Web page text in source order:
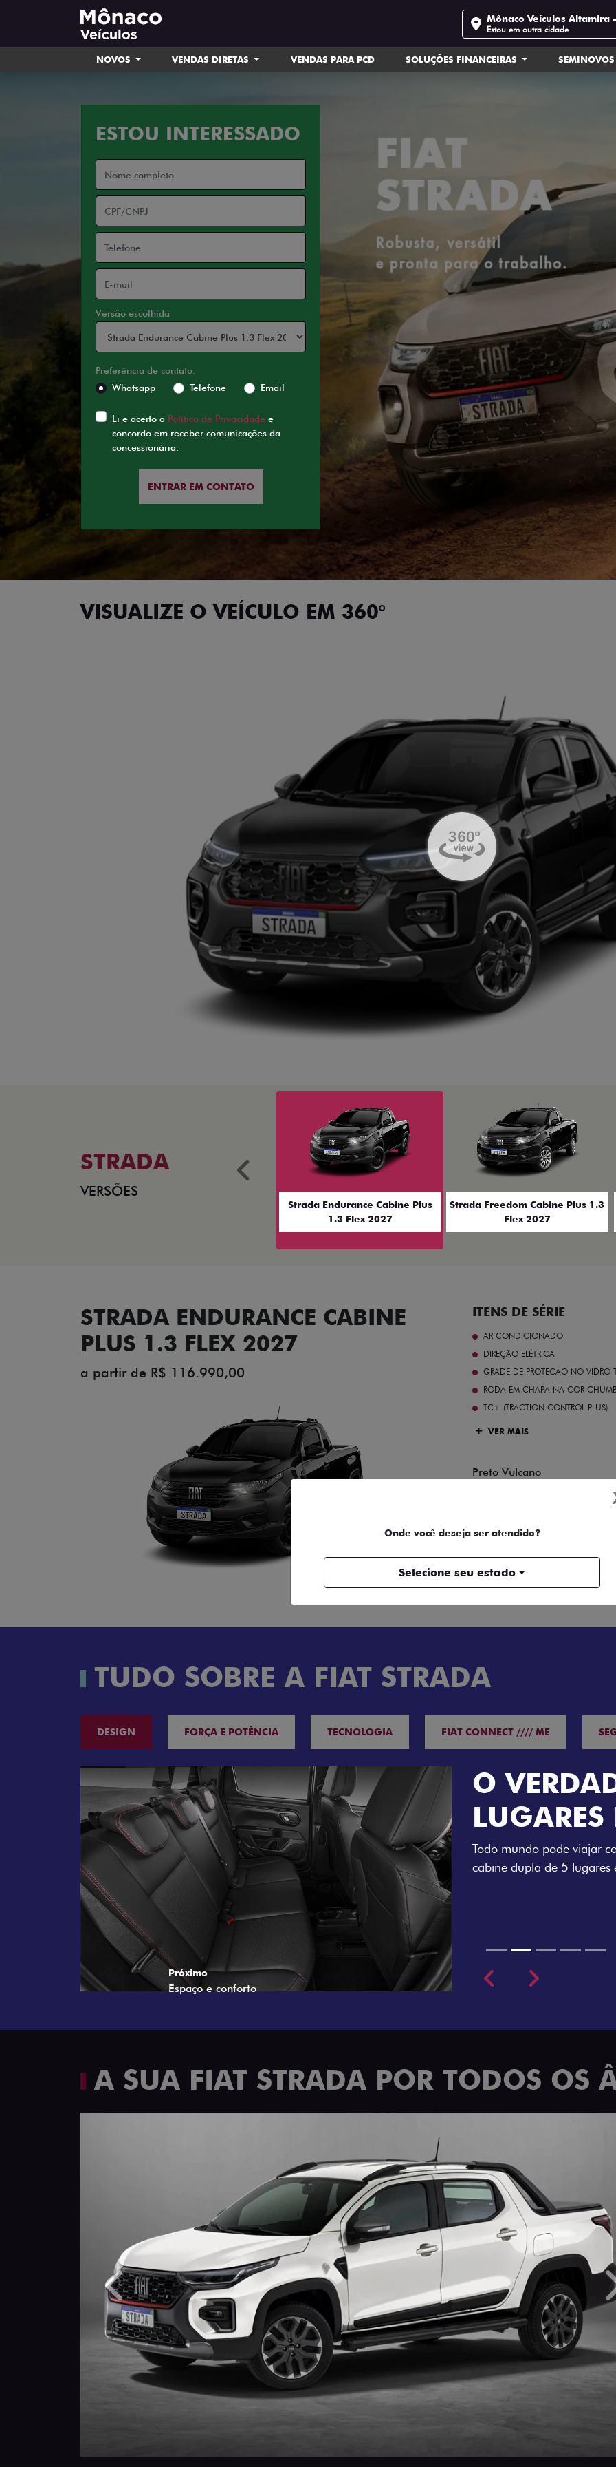
Mônaco Veículos Altamira
Estou em outra cidade
NOVOS VENDAS DIRETAS VENDAS PARA PCD SOLUÇÕES FINANCEIRAS SEMINOVOS
ESTOU INTERESSADO
Versão escolhida
Preferência de contato:
Whatsapp
Telefone Email
Li e aceito a Política de Privacidade e
concordo em receber comunicações da
concessionária.
ENTRAR EM CONTATO
VISUALIZE O VEÍCULO EM 360°
STRADA
VERSÕES
Strada Endurance Cabine Plus
1.3 Flex 2027
Strada Freedom Cabine Plus 1.3
Flex 2027
Anterior
STRADA ENDURANCE CABINE
PLUS 1.3 FLEX 2027
a partir de R$ 116.990,00
ITENS DE SÉRIE
AR-CONDICIONADO
DIREÇÃO ELÉTRICA
GRADE DE PROTECAO NO VIDRO
RODA EM CHAPA NA COR
TC+ (TRACTION CONTROL PLUS)
VER MAIS
Preto Vulcano
FICHA TÉCNICA
ENTRAR EM CONTATO
TUDO SOBRE A FIAT STRADA
DESIGN FORÇA E POTÊNCIA TECNOLOGIA FIAT CONNECT //// ME
O
LUGARES
Todo mundo pode viajar
cabine dupla de 5 lugares
Próximo
Espaço e conforto
PreviousNext
A SUA FIAT STRADA POR TODOS OS
Anterior
Onde você deseja ser atendido?
Selecione seu estado